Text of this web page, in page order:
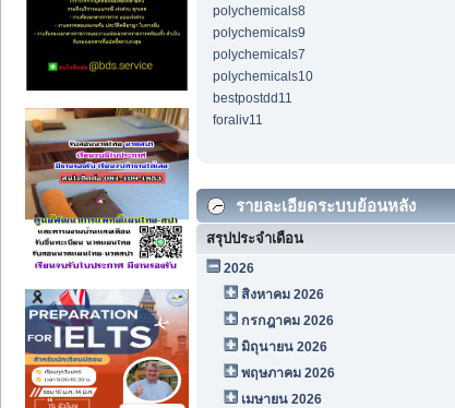
polychemicals8
polychemicals9
polychemicals7
polychemicals10
bestpostdd11
foraliv11
รายละเอียดระบบย้อนหลัง
สรุปประจำเดือน
2026
สิงหาคม 2026
กรกฎาคม 2026
มิถุนายน 2026
พฤษภาคม 2026
เมษายน 2026